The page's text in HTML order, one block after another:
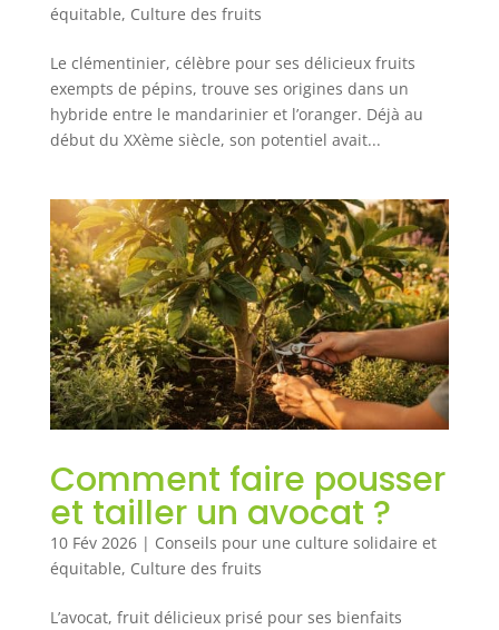
équitable, Culture des fruits
Le clémentinier, célèbre pour ses délicieux fruits
exempts de pépins, trouve ses origines dans un
hybride entre le mandarinier et l’oranger. Déjà au
début du XXème siècle, son potentiel avait...
Comment faire pousser
et tailler un avocat ?
10 Fév 2026| Conseils pour une culture solidaire et
équitable, Culture des fruits
L’avocat, fruit délicieux prisé pour ses bienfaits